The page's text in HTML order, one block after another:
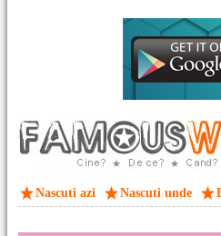
Nascuti azi Nascuti unde